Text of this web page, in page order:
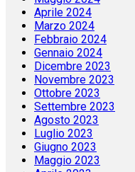
Aprile 2024
Marzo 2024
Febbraio 2024
Gennaio 2024
Dicembre 2023
Novembre 2023
Ottobre 2023
Settembre 2023
Agosto 2023
Luglio 2023
Giugno 2023
Maggio 2023